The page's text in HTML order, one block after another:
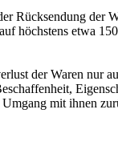
Rücksendung der
höchstens etwa
der Waren nur
mit ihnen